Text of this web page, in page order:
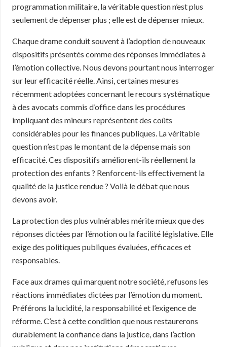
programmation militaire, la véritable question n’est plus
seulement de dépenser plus ; elle est de dépenser mieux.
Chaque drame conduit souvent à l’adoption de nouveaux
dispositifs présentés comme des réponses immédiates à
l’émotion collective. Nous devons pourtant nous interroger
sur leur efficacité réelle. Ainsi, certaines mesures
récemment adoptées concernant le recours systématique
à des avocats commis d’office dans les procédures
impliquant des mineurs représentent des coûts
considérables pour les finances publiques. La véritable
question n’est pas le montant de la dépense mais son
efficacité. Ces dispositifs améliorent-ils réellement la
protection des enfants ? Renforcent-ils effectivement la
qualité de la justice rendue ? Voilà le débat que nous
devons avoir.
La protection des plus vulnérables mérite mieux que des
réponses dictées par l’émotion ou la facilité législative. Elle
exige des politiques publiques évaluées, efficaces et
responsables.
Face aux drames qui marquent notre société, refusons les
réactions immédiates dictées par l’émotion du moment.
Préférons la lucidité, la responsabilité et l’exigence de
réforme. C’est à cette condition que nous restaurerons
durablement la confiance dans la justice, dans l’action